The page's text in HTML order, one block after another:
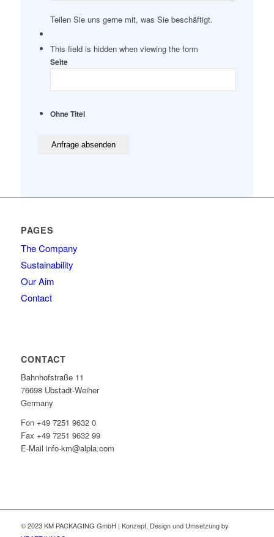
Teilen Sie uns gerne mit, was Sie beschäftigt.
This field is hidden when viewing the form
Seite
Ohne Titel
PAGES
The Company
Sustainability
Our Aim
Contact
CONTACT
Bahnhofstraße 11
76698 Ubstadt-Weiher
Germany
Fon +49 7251 9632 0
Fax +49 7251 9632 99
E-Mail info-km@alpla.com
© 2023 KM PACKAGING GmbH | Konzept, Design und Umsetzung by